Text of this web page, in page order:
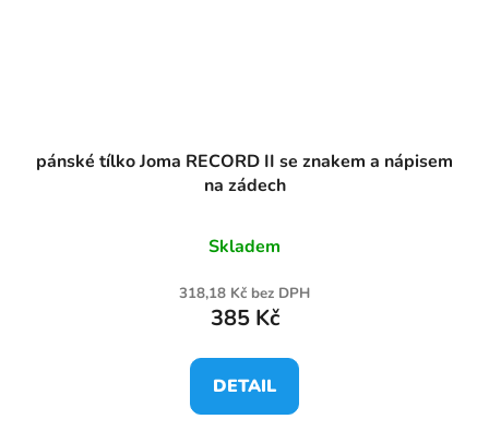
pánské tílko Joma RECORD II se znakem a nápisem
na zádech
Skladem
318,18 Kč bez DPH
385 Kč
DETAIL